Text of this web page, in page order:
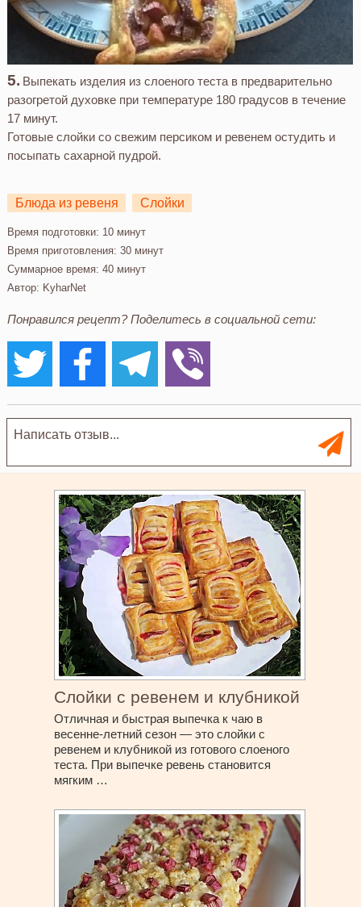
Выпекать изделия из слоеного теста в предварительно
разогретой духовке при температуре 180 градусов в течение
17 минут.
Готовые слойки со свежим персиком и ревенем остудить и
посыпать сахарной пудрой.
Блюда из ревеня Слойки
Время подготовки: 10 минут
Время приготовления: 30 минут
Суммарное время: 40 минут
Автор: KyharNet
Понравился рецепт? Поделитесь в социальной сети:
Слойки с ревенем и клубникой
Отличная и быстрая выпечка к чаю в
весенне-летний сезон — это слойки с
ревенем и клубникой из готового слоеного
теста. При выпечке ревень становится
мягким …